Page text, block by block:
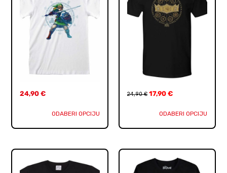
24,90€
ODABERI OPCIJU
24,90€ 17,90 €
ODABERI OPCIJU